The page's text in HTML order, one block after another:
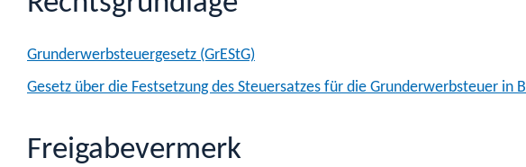
Grunderwerbsteuergesetz (GrEStG)
Gesetz über die Festsetzung des Steuersatzes für die Grunderwerbsteuer in
Freigabevermerk